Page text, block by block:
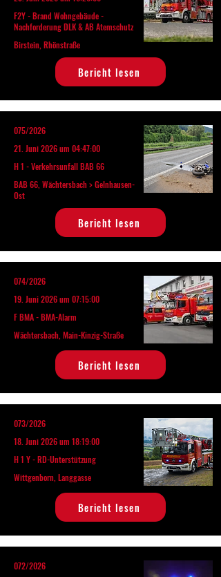
F2Y - Brand Wohngebäude -
Nachforderung DLK & AB Atemschutz
Birstein, Rhönstraße
Bericht lesen
075/2026
21. Juni 2026 um 04:47:00
H 1 - Verkehrsunfall BAB 66
BAB 66, Wächtersbach > Gelnhausen-
Ost
Bericht lesen
074/2026
19. Juni 2026 um 07:15:00
F BMA - BMA-Alarm
Wächtersbach, Main-Kinzig-Straße
Bericht lesen
073/2026
18. Juni 2026 um 18:19:00
H 1 Y - RD-Unterstützung
Wittgenborn, Langgasse
Bericht lesen
072/2026